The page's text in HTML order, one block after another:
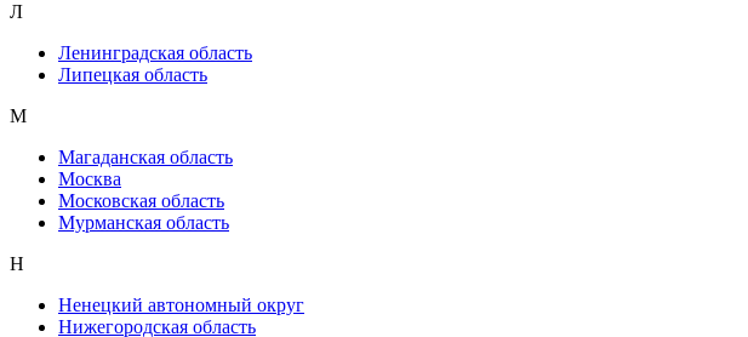
Л
Ленинградская область
Липецкая область
М
Магаданская область
Москва
Московская область
Мурманская область
Н
Ненецкий автономный округ
Нижегородская область